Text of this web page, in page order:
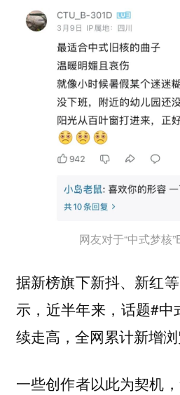
网友对于“中式梦核
据新榜旗下新抖、新红
示，近半年来，话题#
续走高，全网累计新增浏
一些创作者以此为契机